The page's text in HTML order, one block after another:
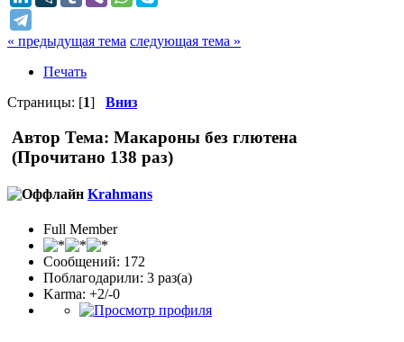
« предыдущая тема следующая тема »
Печать
Страницы: [1] Вниз
Автор Тема: Макароны без глютена
(Прочитано 138 раз)
Krahmans
Full Member
Сообщений: 172
Поблагодарили: 3 раз(а)
Karma: +2/-0